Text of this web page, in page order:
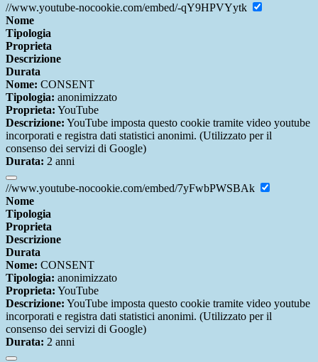
//www.youtube-nocookie.com/embed/-qY9HPVYytk
Nome
Tipologia
Proprieta
Descrizione
Durata
Nome: CONSENT
Tipologia: anonimizzato
Proprieta: YouTube
Descrizione: YouTube imposta questo cookie tramite video youtube
incorporati e registra dati statistici anonimi. (Utilizzato per il
consenso dei servizi di Google)
Durata: 2 anni
//www.youtube-nocookie.com/embed/7yFwbPWSBAk
Nome
Tipologia
Proprieta
Descrizione
Durata
Nome: CONSENT
Tipologia: anonimizzato
Proprieta: YouTube
Descrizione: YouTube imposta questo cookie tramite video youtube
incorporati e registra dati statistici anonimi. (Utilizzato per il
consenso dei servizi di Google)
Durata: 2 anni